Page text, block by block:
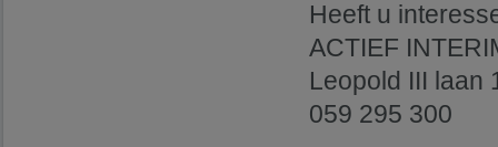
Heeft u
ACTIEF
Leopold III laan
059 295 300